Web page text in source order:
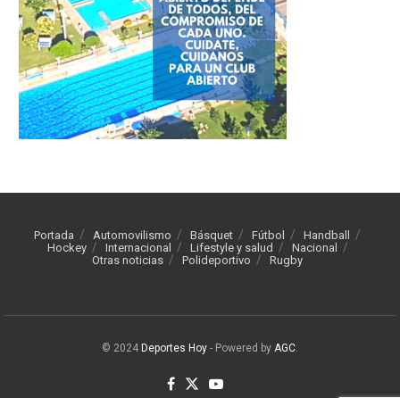
Portada Automovilismo Básquet Fútbol
Handball
Hockey
Internacional Lifestyle y salud
Nacional
Otras noticias
Polideportivo Rugby
© 2024 Deportes Hoy - Powered by AGC